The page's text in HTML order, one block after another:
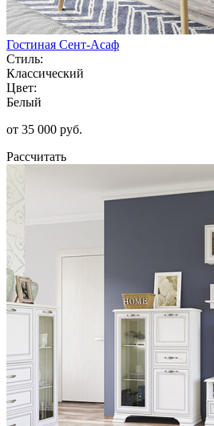
Гостиная Сент-Асаф
Стиль:
Классический
Цвет:
Белый
от 35 000 руб.
Рассчитать